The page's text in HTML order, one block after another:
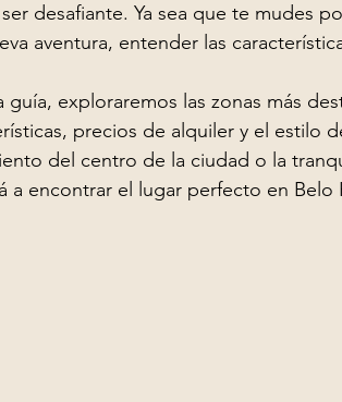
desafiante. Ya sea que te mudes
aventura, entender las
guía, exploraremos las zonas más
precios de alquiler y el estilo
del centro de la ciudad o la
a encontrar el lugar perfecto en Belo